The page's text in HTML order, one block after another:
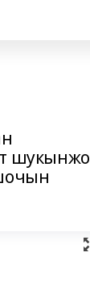
шукынжо